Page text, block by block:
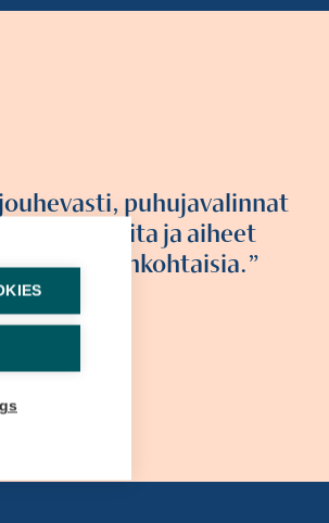
puhuja­valinnat
onnistuneita ja aiheet
ja ajankohtaisia.